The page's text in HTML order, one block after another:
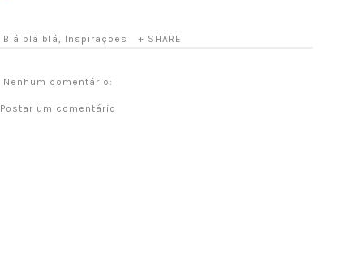
Blá blá blá Inspirações + SHARE
Nenhum comentário:
Postar um comentário